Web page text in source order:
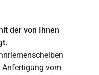
der von Ihnen
Anfertigung vom